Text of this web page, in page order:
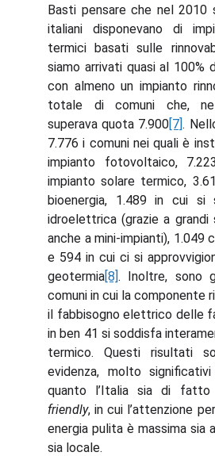
Basti pensare che nel 2010
italiani disponevano di
termici basati sulle
siamo arrivati quasi al 100%
con almeno un impianto
totale di comuni che,
superava quota 7.900[7].
7.776 i comuni nei quali è
impianto fotovoltaico,
impianto solare termico,
bioenergia, 1.489 in cui si
idroelettrica (grazie a
anche a mini-impianti), 1.049
e 594 in cui ci si
geotermia[8]. Inoltre, sono
comuni in cui la componente
il fabbisogno elettrico delle
in ben 41 si soddisfa
termico. Questi risultati
evidenza, molto
quanto l’Italia sia di fatto
friendly, in cui l’attenzione
energia pulita è massima sia
sia locale.